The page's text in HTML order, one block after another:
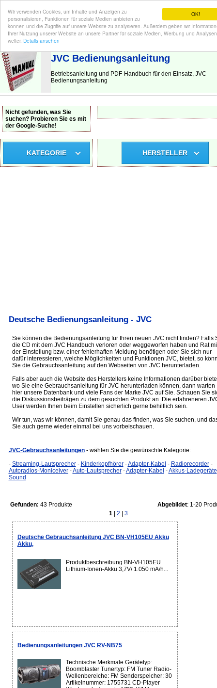
OK!
Wir verwenden Cookies, um Inhalte und Anzeigen zu
personalisieren, Funktionen für soziale Medien anbieten zu
können und die Zugriffe auf unsere Website zu analysieren. Außerdem geben wir
Ihrer Nutzung unserer Website an unsere Partner für soziale Medien, Werbung und Analysen
weiter. Details ansehen
BEDIENUNGSANLEITUNG | Hier finden Sie die deutsche Anleitung!
JVC Bedienungsanleitung
Betriebsanleitung und PDF-Handbuch für den Einsatz, JVC
Bedienungsanleitung
Nicht gefunden, was Sie
suchen? Probieren Sie es mit
der Google-Suche!
KATEGORIE HERSTELLER
Deutsche Bedienungsanleitung - JVC
Sie können die Bedienungsanleitung für Ihren neuen JVC nicht finden? Falls
die CD mit dem JVC Handbuch verloren oder weggeworfen haben und Rat
der Einstellung bzw. einer fehlerhaften Meldung benötigen oder Sie sich nur
dafür interessieren, welche Möglichkeiten und Funktionen JVC, bietet, so
Sie die Gebrauchsanleitung auf den Webseiten von JVC herunterladen.
Falls aber auch die Website des Herstellers keine Informationen darüber
wo Sie eine Gebrauchsanleitung für JVC herunterladen können, dann warten
hier unsere Datenbank und viele Fans der Marke JVC auf Sie. Schauen Sie
die Diskussionsbeiträgen zu dem gesuchten Produkt an. Die erfahreneren
User werden Ihnen beim Einstellen sicherlich gerne behilflich sein.
Wir tun, was wir können, damit Sie genau das finden, was Sie suchen, und
Sie auch gerne wieder einmal bei uns vorbeischauen.
JVC-Gebrauchsanleitungen - wählen Sie die gewünschte Kategorie:
- Streaming-Lautsprecher- Kinderkopfhörer-Adapter-Kabel - Radiorecorder-
Autoradios-Moniceiver-Auto-Lautsprecher-Adapter-Kabel -Akkus-Ladegeräte
Sound
Gefunden: 43 Produkte Abgebildet: 1-20
1
2 3
Deutsche Gebrauchsanleitung JVC BN-VH105EU Akku
Akku,
Produktbeschreibung BN-VH105EU
Lithium-Ionen-Akku 3,7V/ 1.050 mA/h...
Bedienungsanleitungen JVC RV-NB75
Technische Merkmale Gerätetyp:
Boomblaster Tunertyp: FM Tuner Radio-
Wellenbereiche: FM Senderspeicher: 30
Artikelnummer: 1755731 CD-Player